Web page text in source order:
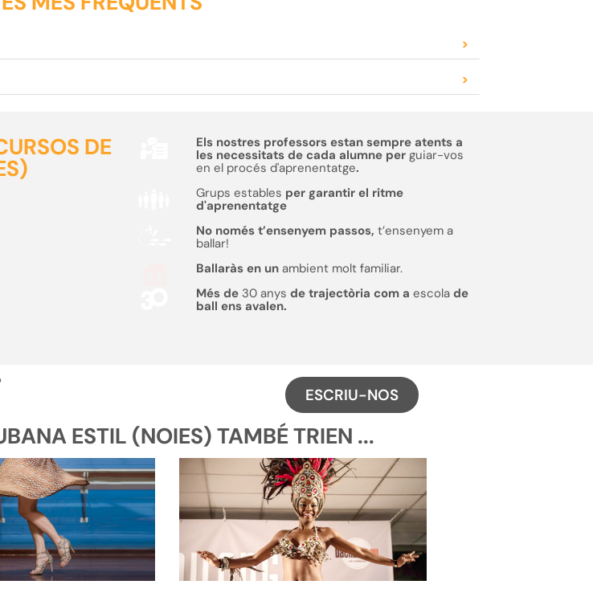
>
>
DE
Els nostres professors estan sempre atents a
les necessitats de cada alumne per guiar-vos
en el procés d'aprenentatge.
Grups estables per garantir el ritme
d'aprenentatge
No només t’ensenyem passos, t’ensenyem a
ballar!
Ballaràs en un ambient molt familiar.
Més de 30 anys de trajectòria com a escolade
ball ens avalen.
ESCRIU-NOS
ESTIL (NOIES) TAMBÉ TRIEN ...